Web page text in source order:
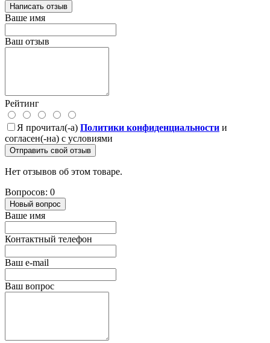
Написать отзыв
Ваше имя
Ваш отзыв
Рейтинг
Я прочитал(-а) Политики конфиденциальности и
согласен(-на) с условиями
Отправить свой отзыв
Нет отзывов об этом товаре.
Вопросов: 0
Новый вопрос
Ваше имя
Контактный телефон
Ваш e-mail
Ваш вопрос